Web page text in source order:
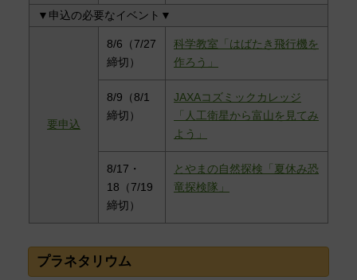
▼申込の必要なイベント▼
要申込
8/6（7/27
締切）
科学教室「はばたき飛行機を
作ろう」
8/9（8/1
締切）
JAXAコズミックカレッジ
「人工衛星から富山を見てみ
よう」
8/17・
18（7/19
締切）
とやまの自然探検「夏休み恐
竜探検隊」
プラネタリウム